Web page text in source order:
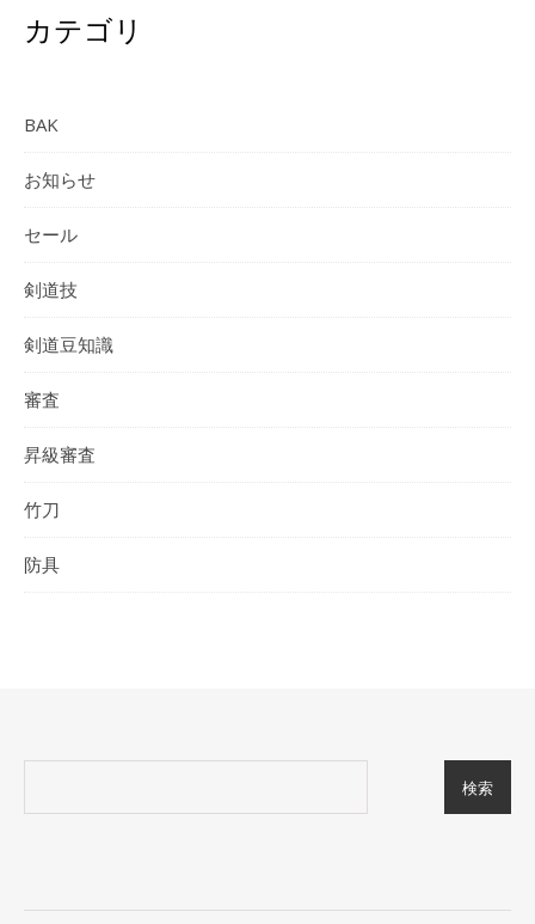
カテゴリ
BAK
お知らせ
セール
剣道技
剣道豆知識
審査
昇級審査
竹刀
防具
検索